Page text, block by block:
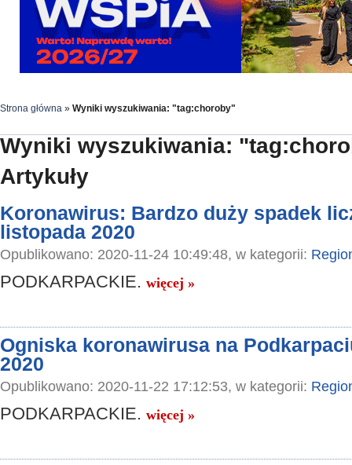
Strona główna » Wyniki wyszukiwania: "tag:choroby"
Wyniki wyszukiwania:
Artykuły
Koronawirus: Bardzo duży spadek
listopada 2020
Opublikowano: 2020-11-24 10:49:48, w kategorii:
PODKARPACKIE. więcej »
Ogniska koronawirusa na
2020
Opublikowano: 2020-11-22 17:12:53, w kategorii:
PODKARPACKIE. więcej »